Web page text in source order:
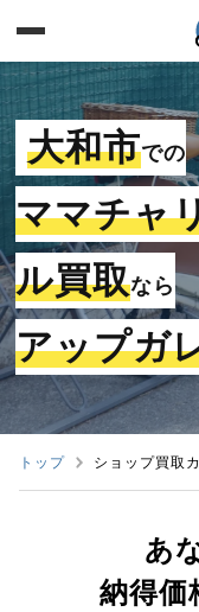
大和市での
ママチャ
ル買取なら
アップガ
トップ ショップ買取
あ
納得価